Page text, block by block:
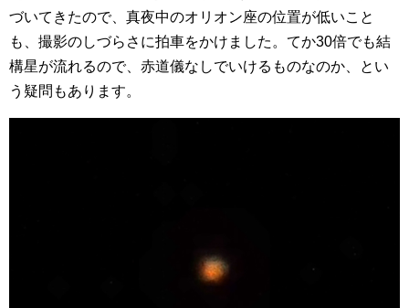
づいてきたので、真夜中のオリオン座の位置が低いこと
も、撮影のしづらさに拍車をかけました。てか30倍でも結
構星が流れるので、赤道儀なしでいけるものなのか、とい
う疑問もあります。